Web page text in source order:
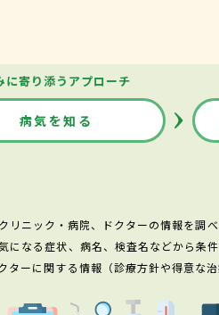
に寄り添うアプローチ
病気を知る
ニック・病院、ドクターの情報を調
なる症状、病名、検査名などから条
ーに関する情報（診療方針や得意な治